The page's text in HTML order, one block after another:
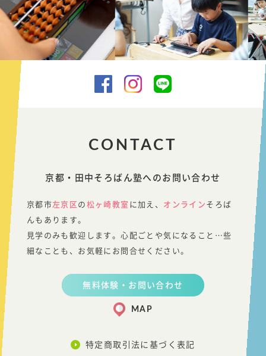
CONTACT
京都・田中そろばん塾へのお問い合わせ
京都市左京区 の 松ヶ崎教室 に加え、 オンライン そろば
んもあります。
見学のみも歓迎します。心配ごとや気になること…些
細なことも、お気軽にお問合せください。
無料体験・お問い合わせ
MAP
特定商取引法に基づく表記